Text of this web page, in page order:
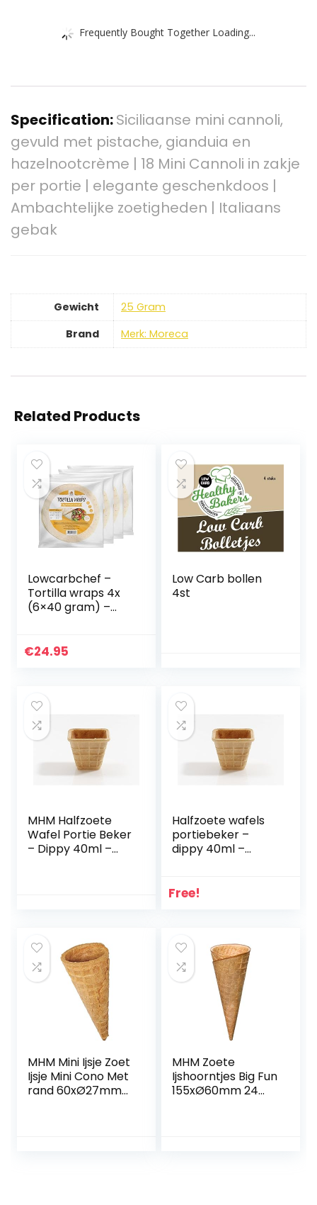
Frequently Bought Together Loading...
Specification:Siciliaanse mini cannoli,
gevuld met pistache, gianduia en
hazelnootcrème | 18 Mini Cannoli in zakje
per portie | elegante geschenkdoos |
Ambachtelijke zoetigheden | Italiaans
gebak
Gewicht
‎25 Gram
Brand
Merk: Moreca
Related Products
Lowcarbchef –
Tortilla wraps 4x
(6×40 gram) –
Low Carb Wraps
€24.95
Low Carb bollen
4st
MHM Halfzoete
Wafel Portie Beker
– Dippy 40ml –
Halfzoete wafels
portiebeker –
dippy 40ml –
diameter –
inhoud: 33 stuks
Free!
MHM Mini Ijsje Zoet
Ijsje Mini Cono Met
rand 60xØ27mm
MHM Zoete
Ijshoorntjes Big Fun
155xØ60mm 24